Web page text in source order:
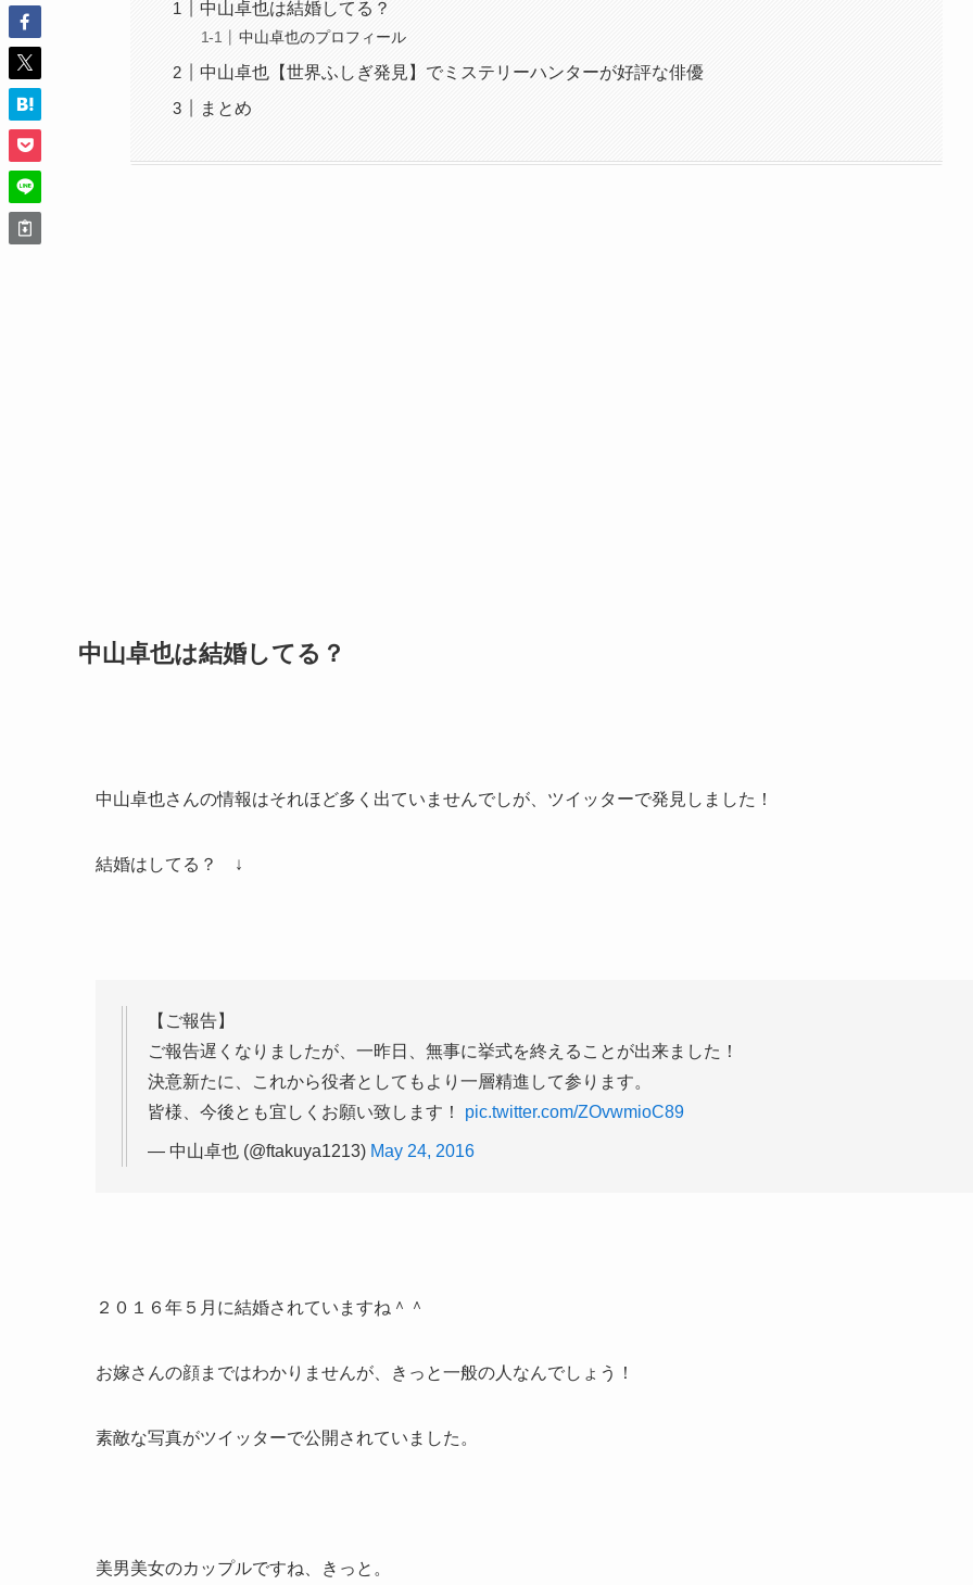
中山卓也は結婚してる？
中山卓也のプロフィール
中山卓也【世界ふしぎ発見】でミステリーハンターが好評な俳優
まとめ
中山卓也は結婚してる？
中山卓也さんの情報はそれほど多く出ていませんでしが、ツイッターで発見しました！
結婚はしてる？ ↓
【ご報告】
ご報告遅くなりましたが、一昨日、無事に挙式を終えることが出来ました！
決意新たに、これから役者としてもより一層精進して参ります。
皆様、今後とも宜しくお願い致します！ pic.twitter.com/ZOvwmioC89
— 中山卓也 (@ftakuya1213) May 24, 2016
２０１６年５月に結婚されていますね＾＾
お嫁さんの顔まではわかりませんが、きっと一般の人なんでしょう！
素敵な写真がツイッターで公開されていました。
美男美女のカップルですね、きっと。